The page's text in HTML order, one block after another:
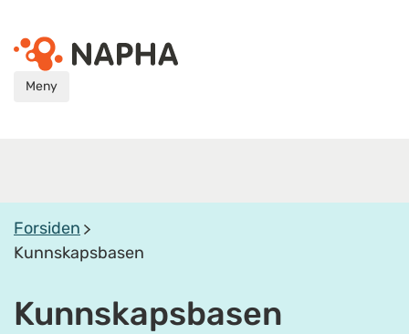
Meny
Forsiden
Kunnskapsbasen
Kunnskapsbasen